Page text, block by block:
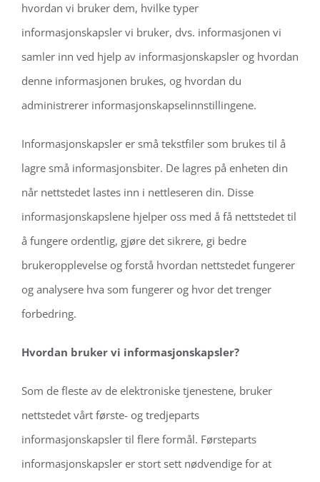
hvordan vi bruker dem, hvilke typer
informasjonskapsler vi bruker, dvs. informasjonen vi
samler inn ved hjelp av informasjonskapsler og hvordan
denne informasjonen brukes, og hvordan du
administrerer informasjonskapselinnstillingene.
Informasjonskapsler er små tekstfiler som brukes til å
lagre små informasjonsbiter. De lagres på enheten din
når nettstedet lastes inn i nettleseren din. Disse
informasjonskapslene hjelper oss med å få nettstedet til
å fungere ordentlig, gjøre det sikrere, gi bedre
brukeropplevelse og forstå hvordan nettstedet fungerer
og analysere hva som fungerer og hvor det trenger
forbedring.
Hvordan bruker vi informasjonskapsler?
Som de fleste av de elektroniske tjenestene, bruker
nettstedet vårt første- og tredjeparts
informasjonskapsler til flere formål. Førsteparts
informasjonskapsler er stort sett nødvendige for at